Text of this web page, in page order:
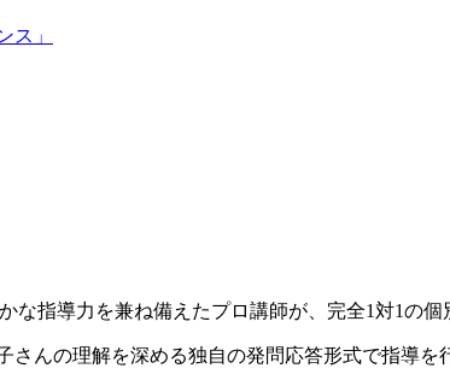
ス」
な指導力を兼ね備えたプロ講師が、完全1対1の
さんの理解を深める独自の発問応答形式で指導